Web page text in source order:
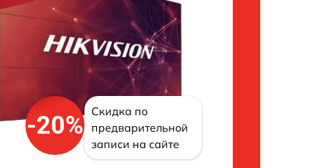
-20%
Скидка по
предварительной
записи на сайте